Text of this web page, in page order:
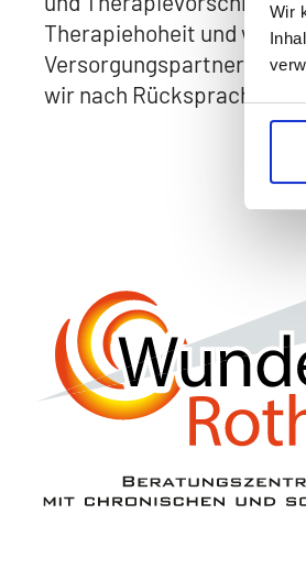
Wir
Therapiehoheit und wir
Versorgungspartner
wir nach Rücksprache mit